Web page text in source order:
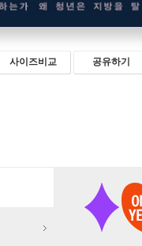
사이즈비교 공유하기